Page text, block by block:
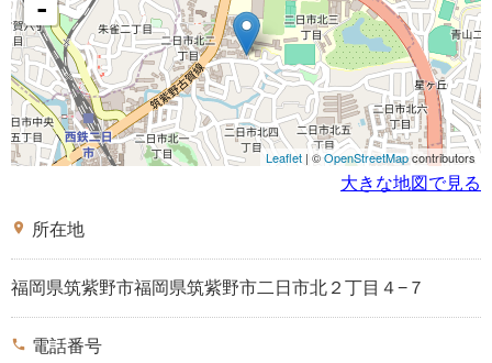
-
Leaflet | ©OpenStreetMapcontributors
大きな地図で見る
place 所在地
福岡県筑紫野市福岡県筑紫野市二日市北２丁目４−７
phone 電話番号